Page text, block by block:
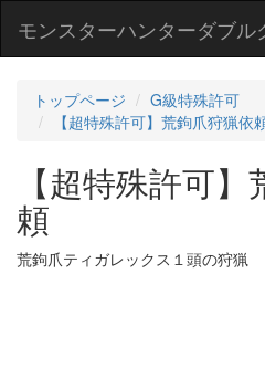
モンスターハンターダブル
トップページ
G級特殊許可
【超特殊許可】荒鉤爪狩猟依
【超特殊許可
頼
荒鉤爪ティガレックス１頭の狩猟